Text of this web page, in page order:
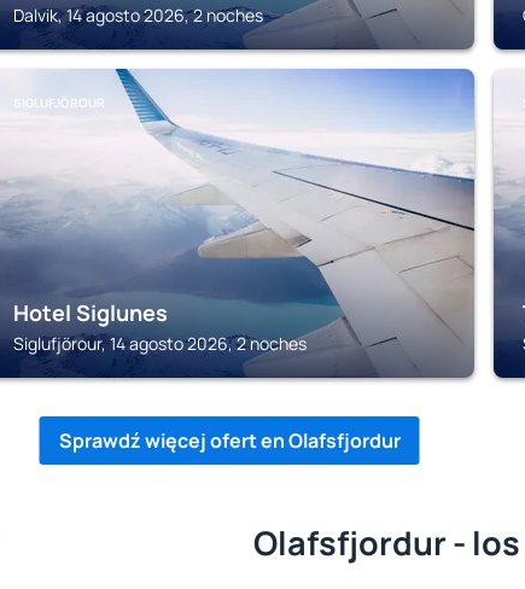
Dalvik, 14 agosto 2026, 2 noches
SIGLUFJÖROUR
Hotel Siglunes
Siglufjörour, 14 agosto 2026, 2 noches
Sprawdź więcej ofert en Olafsfjordur
Olafsfjordur -